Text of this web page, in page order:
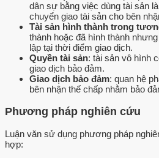
dân sự bằng việc dùng tài sản
chuyển giao tài sản cho bên
Tài sản hình thành trong
thành hoặc đã hình thành
lập tại thời điểm giao dịch.
Quyền tài sản: tài sản vô hình
giao dịch bảo đảm.
Giao dịch bảo đảm: quan hệ
bên nhận thế chấp nhằm bảo
Phương pháp nghiên cứu
Luận văn sử dụng phương pháp
hợp: